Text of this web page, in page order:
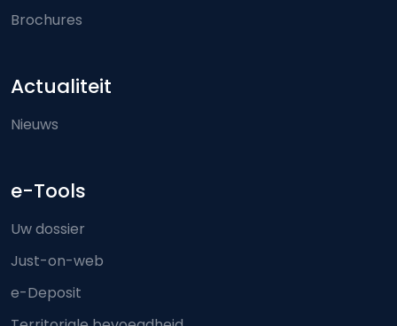
Brochures
Actualiteit
Nieuws
e-Tools
Uw dossier
Just-on-web
e-Deposit